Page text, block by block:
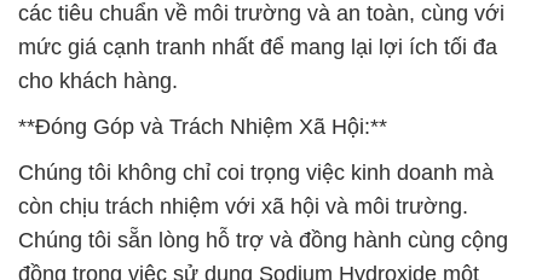
các tiêu chuẩn về môi trường và an toàn, cùng với
mức giá cạnh tranh nhất để mang lại lợi ích tối đa
cho khách hàng.
**Đóng Góp và Trách Nhiệm Xã Hội:**
Chúng tôi không chỉ coi trọng việc kinh doanh mà
còn chịu trách nhiệm với xã hội và môi trường.
Chúng tôi sẵn lòng hỗ trợ và đồng hành cùng cộng
đồng trong việc sử dụng Sodium Hydroxide một